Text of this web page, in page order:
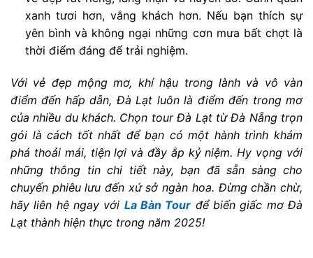
xanh tươi hơn, vắng khách hơn. Nếu bạn thích sự
yên bình và không ngại những cơn mưa bất chợt là
thời điểm đáng để trải nghiệm.
Với vẻ đẹp mộng mơ, khí hậu trong lành và vô vàn
điểm đến hấp dẫn, Đà Lạt luôn là điểm đến trong mơ
của nhiều du khách. Chọn tour Đà Lạt từ Đà Nẵng trọn
gói là cách tốt nhất để bạn có một hành trình khám
phá thoải mái, tiện lợi và đầy ắp kỷ niệm. Hy vọng với
những thông tin chi tiết này, bạn đã sẵn sàng cho
chuyến phiêu lưu đến xứ sở ngàn hoa. Đừng chần chừ,
hãy liên hệ ngay với La Bàn Tour để biến giấc mơ Đà
Lạt thành hiện thực trong năm 2025!